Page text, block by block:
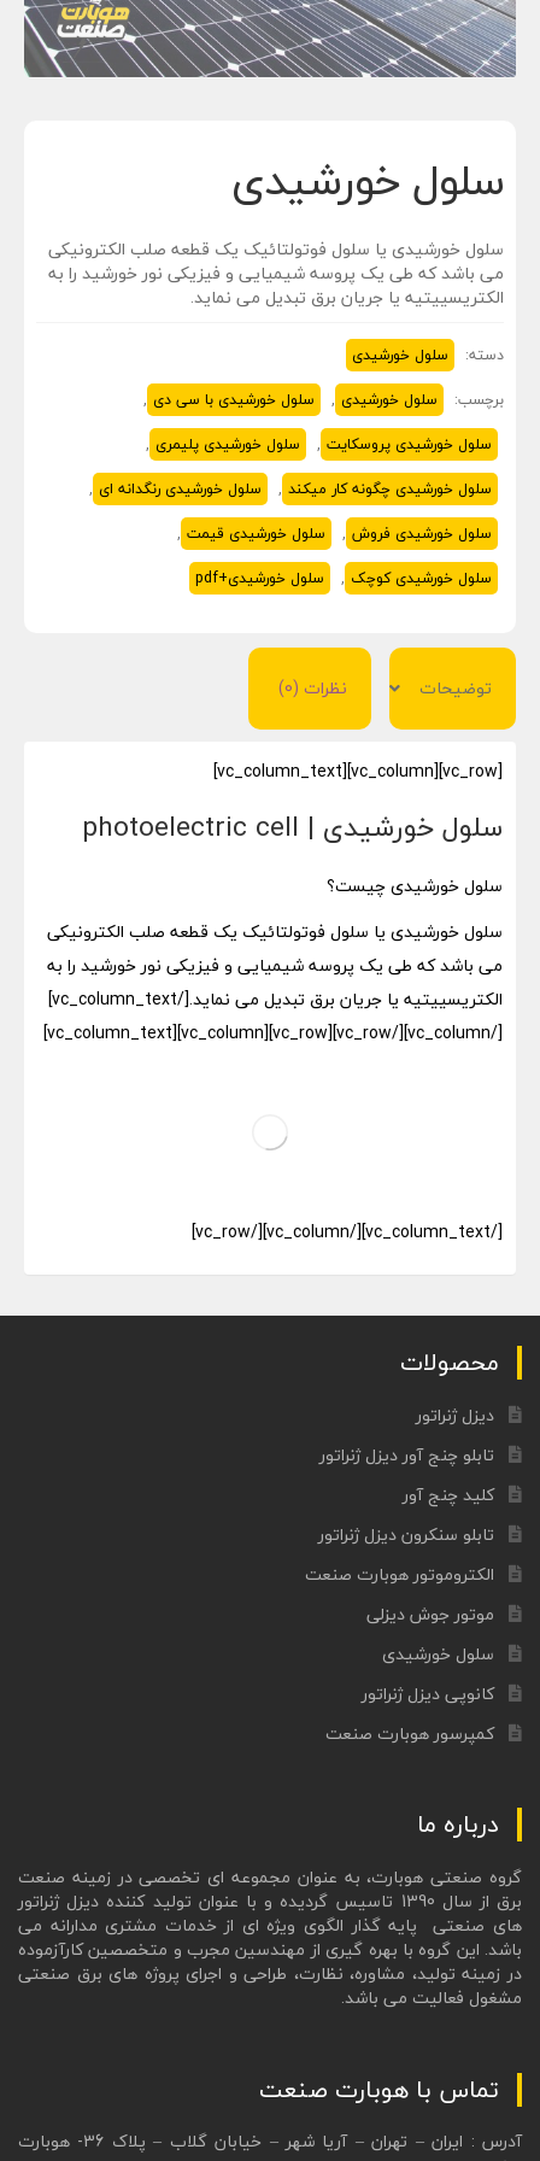
n
سلول خورشیدی
سلول خورشیدی یا سلول فوتولتائیک یک قطعه صلب الکترونیکی
می باشد که طی یک پروسه شیمیایی و فیزیکی نور خورشید را به
الکتریسییتیه یا جریان برق تبدیل می نماید.
دسته:
سلول خورشیدی
برچسب:
سلول خورشیدی , سلول خورشیدی با سی دی ,
سلول خورشیدی پروسکایت , سلول خورشیدی پلیمری ,
سلول خورشیدی چگونه کار میکند , سلول خورشیدی رنگدانه ای ,
سلول خورشیدی فروش , سلول خورشیدی قیمت ,
سلول خورشیدی کوچک , سلول خورشیدی+pdf
توضیحات نظرات (0)
[vc_row][vc_column][vc_column_text]
سلول خورشیدی | photoelectric cell
سلول خورشیدی چیست؟
سلول خورشیدی یا سلول فوتولتائیک یک قطعه صلب الکترونیکی
می باشد که طی یک پروسه شیمیایی و فیزیکی نور خورشید را به
الکتریسییتیه یا جریان برق تبدیل می نماید.[/vc_column_text]
[/vc_column][/vc_row][vc_row][vc_column][vc_column_text]
[/vc_column_text][/vc_column][/vc_row]
محصولات
دیزل ژنراتور
تابلو چنج آور دیزل ژنراتور
کلید چنج آور
تابلو سنکرون دیزل ژنراتور
الکتروموتور هوبارت صنعت
موتور جوش دیزلی
سلول خورشیدی
کانوپی دیزل ژنراتور
کمپرسور هوبارت صنعت
درباره ما
گروه صنعتی هوبارت، به عنوان مجموعه ای تخصصی در زمینه صنعت
برق از سال 1390 تاسیس گردیده و با عنوان تولید کننده دیزل ژنراتور
های صنعتی پایه گذار الگوی ویژه ای از خدمات مشتری مدارانه می
باشد. این گروه با بهره گیری از مهندسین مجرب و متخصصین کارآزموده
در زمینه تولید، مشاوره، نظارت، طراحی و اجرای پروژه های برق صنعتی
مشغول فعالیت می باشد.
تماس با هوبارت صنعت
آدرس : ایران – تهران – آریا شهر – خیابان گلاب – پلاک 36- هوبارت